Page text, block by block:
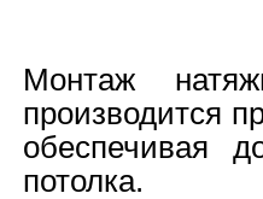
Монтаж
производится
обеспечивая
потолка.